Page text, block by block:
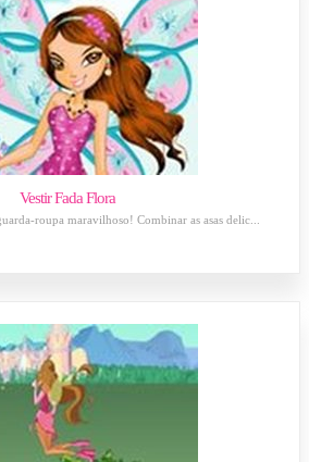
Vestir Fada Flora
roupa maravilhoso! Combinar as asas delic...